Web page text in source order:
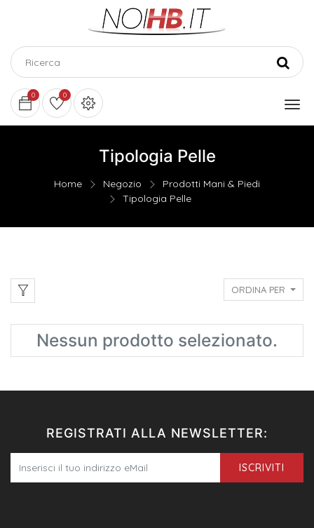
0 0
Tipologia Pelle
Home Negozio
Prodotti Mani & Piedi
Tipologia Pelle
ORDINA PER
Nessun prodotto selezionato.
REGISTRATI ALLA NEWSLETTER:
ISCRIVITI